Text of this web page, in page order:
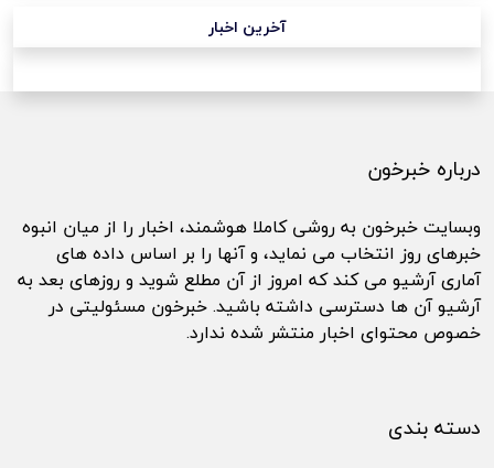
آخرین اخبار
درباره خبرخون
وبسایت خبرخون به روشی کاملا هوشمند، اخبار را از میان انبوه
خبرهای روز انتخاب می نماید، و آنها را بر اساس داده های
آماری آرشیو می کند که امروز از آن مطلع شوید و روزهای بعد به
آرشیو آن ها دسترسی داشته باشید. خبرخون مسئولیتی در
خصوص محتوای اخبار منتشر شده ندارد.
دسته بندی